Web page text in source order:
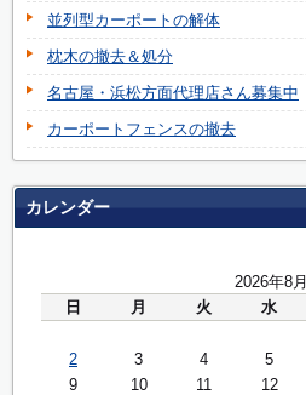
並列型カーポートの解体
枕木の撤去＆処分
名古屋・浜松方面代理店さん募集中
カーポートフェンスの撤去
カレンダー
2026年8月
日
月 火 水
2
3 4 5
9
10 11 12